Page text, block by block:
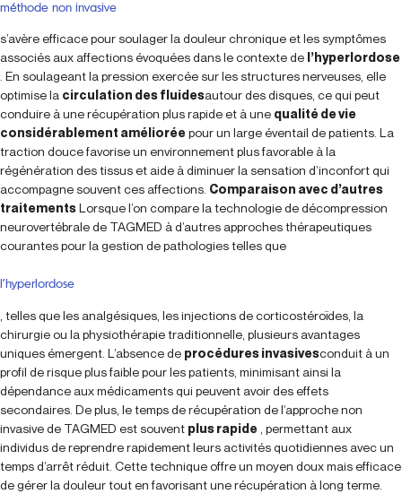
méthode non invasive
s’avère efficace pour soulager la douleur chronique et les symptômes
associés aux affections évoquées dans le contexte de l’hyperlordose
. En soulageant la pression exercée sur les structures nerveuses, elle
optimise la circulation des fluidesautour des disques, ce qui peut
conduire à une récupération plus rapide et à une qualité de vie
considérablement amélioréepour un large éventail de patients. La
traction douce favorise un environnement plus favorable à la
régénération des tissus et aide à diminuer la sensation d’inconfort qui
accompagne souvent ces affections. Comparaison avec d’autres
traitementsLorsque l’on compare la technologie de décompression
neurovertébrale de TAGMED à d’autres approches thérapeutiques
courantes pour la gestion de pathologies telles que
l’hyperlordose
, telles que les analgésiques, les injections de corticostéroïdes, la
chirurgie ou la physiothérapie traditionnelle, plusieurs avantages
uniques émergent. L’absence de procédures invasivesconduit à un
profil de risque plus faible pour les patients, minimisant ainsi la
dépendance aux médicaments qui peuvent avoir des effets
secondaires. De plus, le temps de récupération de l’approche non
invasive de TAGMED est souvent plus rapide , permettant aux
individus de reprendre rapidement leurs activités quotidiennes avec un
temps d’arrêt réduit. Cette technique offre un moyen doux mais efficace
de gérer la douleur tout en favorisant une récupération à long terme.